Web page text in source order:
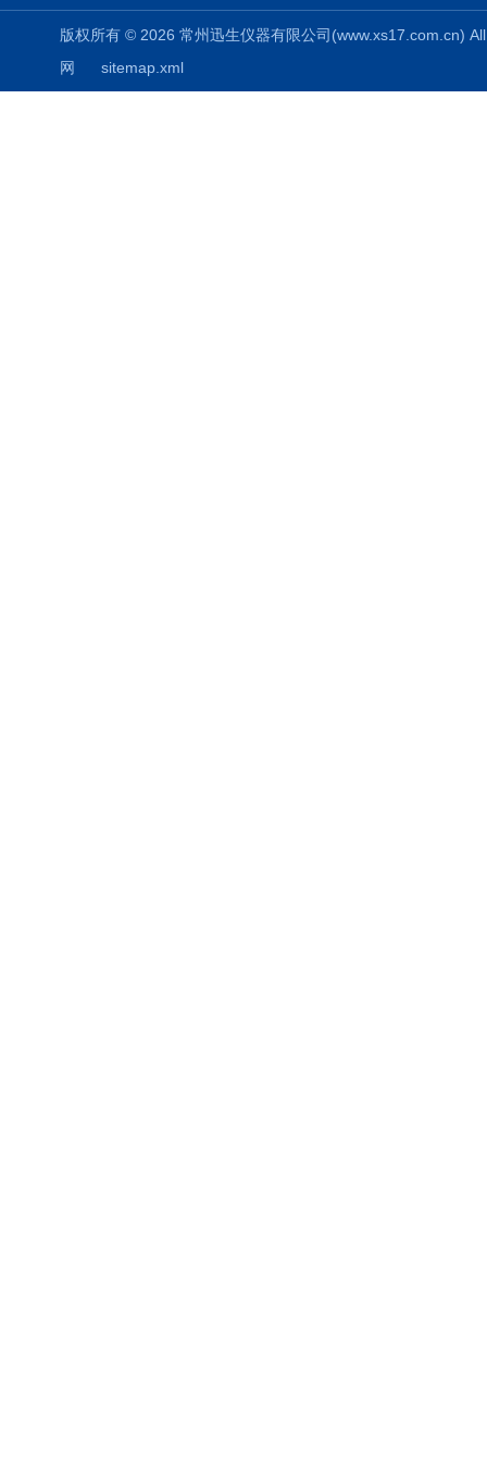
版权所有 © 2026 常州迅生仪器有限公司
网
sitemap.xml